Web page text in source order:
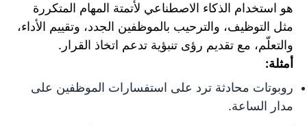
هو استخدام الذكاء الاصطناعي لأتمتة المهام المتكررة
مثل التوظيف، والترحيب بالموظفين الجدد، وتقييم الأداء،
والتعلّم، مع تقديم رؤى تنبؤية تدعم اتخاذ القرار.
أمثلة:
روبوتات محادثة ترد على استفسارات الموظفين على
مدار الساعة.